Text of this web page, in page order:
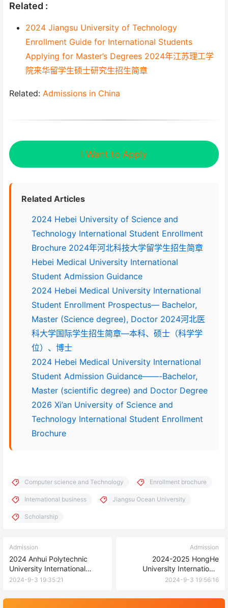
Related :
2024 Jiangsu University of Technology
Enrollment Guide for International Students
Applying for Master’s Degrees 2024年江苏理工学
院来华留学生硕士研究生招生简章
Related: Admissions in China
I Want to Apply
Related Articles
2024 Hebei University of Science and
Technology International Student Enrollment
Brochure 2024年河北科技大学留学生招生简章
Hebei Medical University International
Student Admission Guidance
2024 Hebei Medical University International
Student Enrollment Prospectus— Bachelor,
Master (Science degree), Doctor 2024河北医
科大学国际学生招生简章—本科、硕士（科学学
位）、博士
2024 Hebei Medical University International
Student Admission Guidance——-Bachelor,
Master (scientific degree) and Doctor Degree
2026 Xi’an University of Science and
Technology International Student Enrollment
Brochure
Computer science and Technology Enrollment brochure
International business Jiangsu Ocean University
Scholarship
Admission
2024 Anhui Polytechnic
University International
Student Enrollment Brochure
生简章
2024-9-3 19:35:21
Admission
2024-2025 HongHe
Universlty International
Student Admissions
semester 2024-2025年红河
2024-9-3 19:56:16